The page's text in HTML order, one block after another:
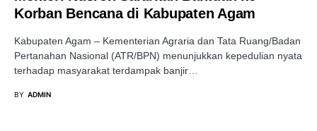
Korban Bencana di Kabupaten Agam
Kabupaten Agam – Kementerian Agraria dan Tata Ruang/Badan
Pertanahan Nasional (ATR/BPN) menunjukkan kepedulian nyata
terhadap masyarakat terdampak banjir…
BY ADMIN